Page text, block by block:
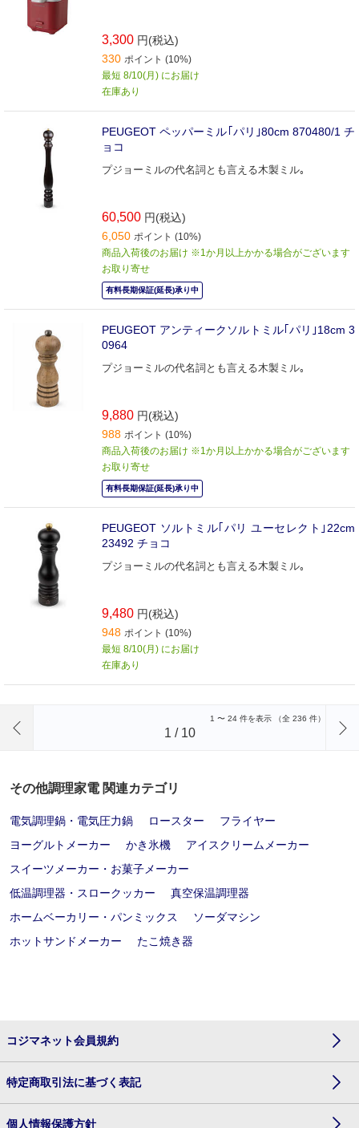
3,300 円(税込)
330 ポイント (10%)
最短 8/10(月) にお届け
在庫あり
PEUGEOT ペッパーミル｢パリ｣80cm 870480/1 チ
ョコ
プジョーミルの代名詞とも言える木製ミル｡
60,500 円(税込)
6,050 ポイント (10%)
商品入荷後のお届け ※1か月以上かかる場合がございます
お取り寄せ
有料長期保証(延長)承り中
PEUGEOT アンティークソルトミル｢パリ｣18cm 3
0964
プジョーミルの代名詞とも言える木製ミル｡
9,880 円(税込)
988 ポイント (10%)
商品入荷後のお届け ※1か月以上かかる場合がございます
お取り寄せ
有料長期保証(延長)承り中
PEUGEOT ソルトミル｢パリ ユーセレクト｣22cm
23492 チョコ
プジョーミルの代名詞とも言える木製ミル｡
9,480 円(税込)
948 ポイント (10%)
最短 8/10(月) にお届け
在庫あり
1 〜 24 件を表示 （全 236 件）
1 / 10
その他調理家電 関連カテゴリ
電気調理鍋・電気圧力鍋 ロースター
フライヤー
ヨーグルトメーカー
かき氷機
アイスクリームメーカー
スイーツメーカー・お菓子メーカー
低温調理器・スロークッカー
真空保温調理器
ホームベーカリー・パンミックス
ソーダマシン
ホットサンドメーカー
たこ焼き器
コジマネット会員規約
特定商取引法に基づく表記
個人情報保護方針